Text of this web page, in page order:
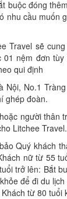
buộc đóng
cầu
Travel sẽ
nệm đơn
qui định
No.1
ghép đoàn.
người
Litchee Travel.
Quý khách
nữ từ 55
trở lên: Bắt
để đi du
từ 80 tuổi